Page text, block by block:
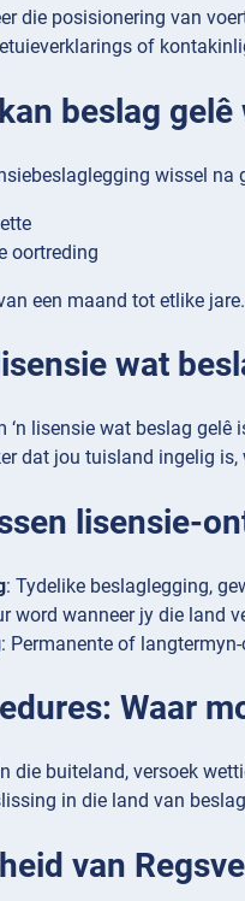
die posisionering van
of
beslag
wissel na
oortreding
een maand tot etlike
wat
‘n lisensie wat beslag
dat jou tuisland ingelig
lisensie-
: Tydelike beslaglegging,
word wanneer jy die land
: Permanente of
Waar
die buiteland, versoek
in die land van
van